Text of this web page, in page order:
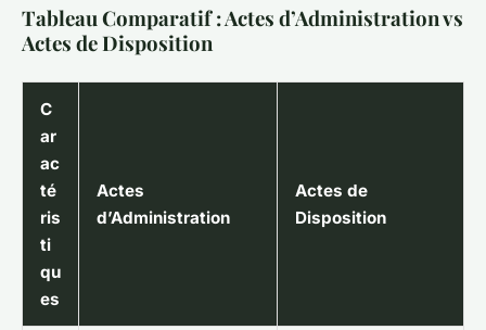
Tableau Comparatif : Actes d’Administration vs
Actes de Disposition
C
ar
ac
té
ris
ti
qu
es
Actes
d’Administration
Actes de
Disposition